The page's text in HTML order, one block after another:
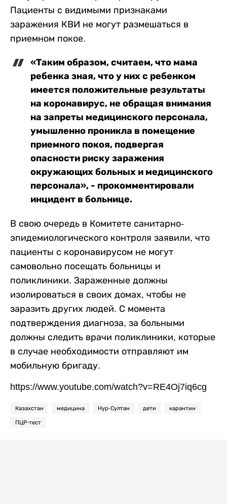
Пациенты с видимыми признаками
заражения КВИ не могут размешаться в
приемном покое.
«Таким образом, считаем, что мама
ребенка зная, что у них с ребенком
имеется положительные результаты
на коронавирус, не обращая внимания
на запреты медицинского персонала,
умышленно проникла в помещение
приемного покоя, подвергая
опасности риску заражения
окружающих больных и медицинского
персонала», - прокомментировали
инцидент в больнице.
В свою очередь в Комитете санитарно-
эпидемиологического контроля заявили, что
пациенты с коронавирусом не могут
самовольно посещать больницы и
поликлиники. Зараженные должны
изолироваться в своих домах, чтобы не
заразить других людей. С момента
подтверждения диагноза, за больными
должны следить врачи поликлиники, которые
в случае необходимости отправляют им
мобильную бригаду.
https://www.youtube.com/watch?v=RE4Oj7iq6cg
Казахстан медицина Нур-Султан дети карантин
ПЦР-тест